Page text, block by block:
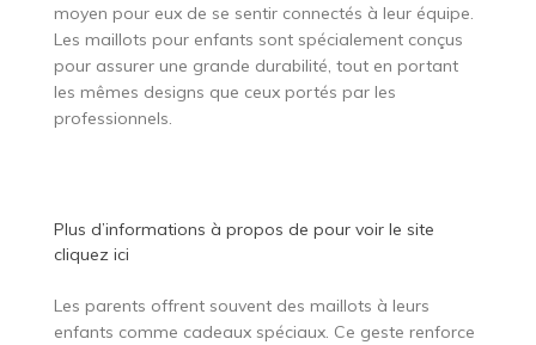
moyen pour eux de se sentir connectés à leur équipe.
Les maillots pour enfants sont spécialement conçus
pour assurer une grande durabilité, tout en portant
les mêmes designs que ceux portés par les
professionnels.
Plus d’informations à propos de pour voir le site
cliquez ici
Les parents offrent souvent des maillots à leurs
enfants comme cadeaux spéciaux. Ce geste renforce